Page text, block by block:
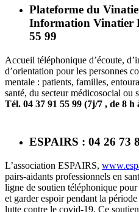
Plateforme du
Information Vinatier
55 99
Accueil téléphonique d’écoute,
d’orientation pour les personnes
mentale : patients, familles,
santé, du secteur médicosocial ou
Tél. 04 37 91 55 99 (7j/7 , de 8 h
ESPAIRS : 04 26 73
L’association ESPAIRS,
pairs-aidants professionnels en
ligne de soutien téléphonique
et garder espoir pendant la
lutte contre le covid-19. Ce